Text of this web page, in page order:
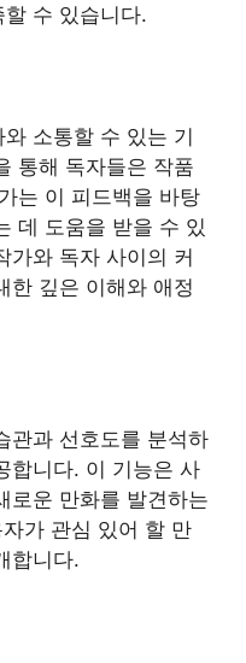
수 있습니다.
소통할 수 있는 기
통해 독자들은 작품
는 이 피드백을 바탕
데 도움을 받을 수 있
가와 독자 사이의 커
한 깊은 이해와 애정
관과 선호도를 분석하
합니다. 이 기능은 사
로운 만화를 발견하는
가 관심 있어 할 만
합니다.